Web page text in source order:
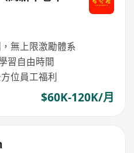
無上限激勵體系
習自由時間
位員工福利
$60K-120K/月